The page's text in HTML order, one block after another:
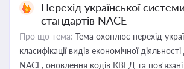
Перехід української
стандартів NACE
Про що тема: Тема охоплює перехід
класифікації видів економічної
NACE, оновлення кодів КВЕД та